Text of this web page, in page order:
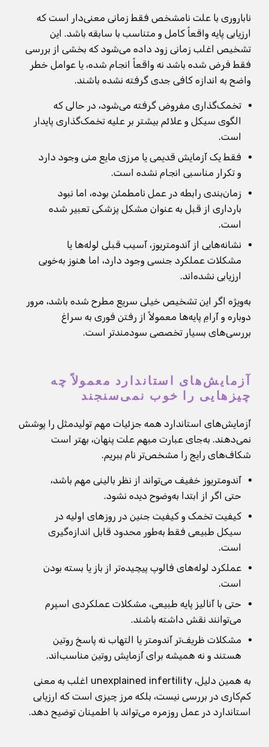
ناباروری با علت نامشخص فقط زمانی معنی‌دار است که
ارزیابی پایه واقعاً کامل و متناسب با سابقه باشد. این
تشخیص اغلب زمانی زود داده می‌شود که بخشی از بررسی
فقط فرض شده باشد نه واقعاً انجام شده، یا عوامل خطر
واضح به اندازه کافی جدی گرفته نشده باشند.
تخمک‌گذاری مفروض گرفته می‌شود، در حالی که
الگوی سیکل و علائم بیشتر بر علیه تخمک‌گذاری پایدار
است.
فقط یک آزمایش قدیمی یا مرزی مایع منی وجود دارد
و تکرار مناسبی انجام نشده است.
زمان‌بندی رابطه در عمل نامطمئن بوده، اما نبود
بارداری از قبل به عنوان مشکل پزشکی تعبیر شده
است.
نشانه‌هایی از آندومتریوز، آسیب قبلی لوله‌ها یا
مشکلات عملکرد جنسی وجود دارد، اما هنوز به‌خوبی
ارزیابی نشده‌اند.
به‌ویژه اگر این تشخیص خیلی سریع مطرح شده باشد، مرور
دوباره و آرامِ پایه‌ها معمولاً از رفتن فوری به سراغ
بررسی‌های بسیار تخصصی سودمندتر است.
آزمایش‌های استاندارد معمولاً چه
چیزهایی را خوب نمی‌سنجند
آزمایش‌های استاندارد همه جزئیات مهم تولیدمثل را پوشش
نمی‌دهند. به‌جای عبارت مبهم علت پنهان، بهتر است
شکاف‌های رایج را مشخص‌تر نام ببریم.
آندومتریوز خفیف می‌تواند از نظر بالینی مهم باشد،
حتی اگر از ابتدا به‌وضوح دیده نشود.
کیفیت تخمک و کیفیت جنین در روزهای اولیه در
سیکل طبیعی فقط به‌طور محدود قابل اندازه‌گیری
است.
عملکرد لوله‌های فالوپ پیچیده‌تر از باز یا بسته بودن
است.
حتی با آنالیز پایه طبیعی، مشکلات عملکردی اسپرم
می‌توانند نقش داشته باشند.
مشکلات ظریف‌تر آندومتر یا التهاب نه پاسخ روتین
هستند و نه همیشه برای آزمایش روتین مناسب‌اند.
به همین دلیل، unexplained infertility اغلب به معنی
کم‌کاری در بررسی نیست، بلکه مرز چیزی است که ارزیابی
استاندارد در عمل روزمره می‌تواند با اطمینان توضیح دهد.